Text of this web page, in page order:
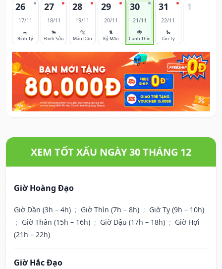
26
17/11
🐀
Bính Tý
27
18/11
🐂
Đinh Sửu
28
19/11
🐅
Mậu Dần
29
20/11
🐈
Kỷ Mão
30
21/11
🐉
Canh Thìn
31
22/11
🐍
Tân Tỵ
1
XEM TỐT XẤU NGÀY 30 THÁNG 12
Giờ Hoàng Đạo
Giờ Dần (3h – 4h) ; Giờ Thìn (7h – 8h) ; Giờ Tỵ (9h – 10h)
; Giờ Thân (15h – 16h) ; Giờ Dậu (17h – 18h) ; Giờ Hợi
(21h – 22h)
Giờ Hắc Đạo